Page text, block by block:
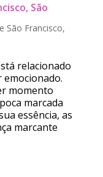
São
São Francisco,
relacionado
emocionado.
momento
marcada
essência, as
marcante